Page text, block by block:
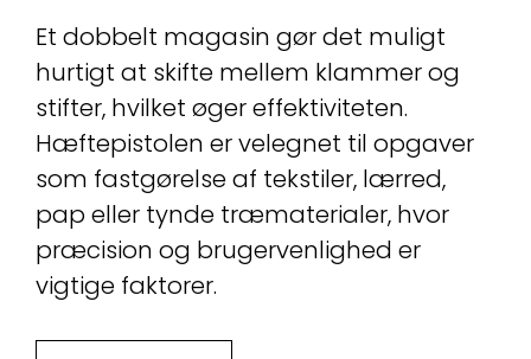
Et dobbelt magasin gør det muligt
hurtigt at skifte mellem klammer og
stifter, hvilket øger effektiviteten.
Hæftepistolen er velegnet til opgaver
som fastgørelse af tekstiler, lærred,
pap eller tynde træmaterialer, hvor
præcision og brugervenlighed er
vigtige faktorer.